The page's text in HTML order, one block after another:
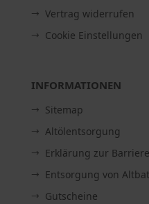
Vertrag widerrufen
Cookie Einstellungen
INFORMATIONEN
Sitemap
Altölentsorgung
Erklärung zur
Entsorgung von
Gutscheine